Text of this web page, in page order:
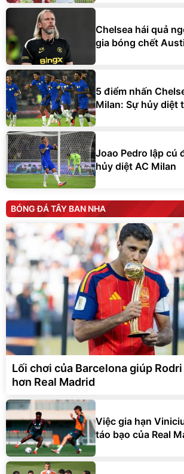
Chelsea hái quả
gia bóng chết
5 điểm nhấn
Milan: Sự hủy diệt
Joao Pedro lập cú
hủy diệt AC Milan
BÓNG ĐÁ TÂY BAN NHA
Lối chơi của Barcelona giúp
hơn Real Madrid
Việc gia hạn
táo bạo của Real